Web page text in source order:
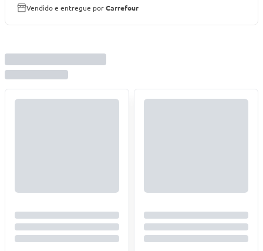
Vendido e entregue porCarrefour